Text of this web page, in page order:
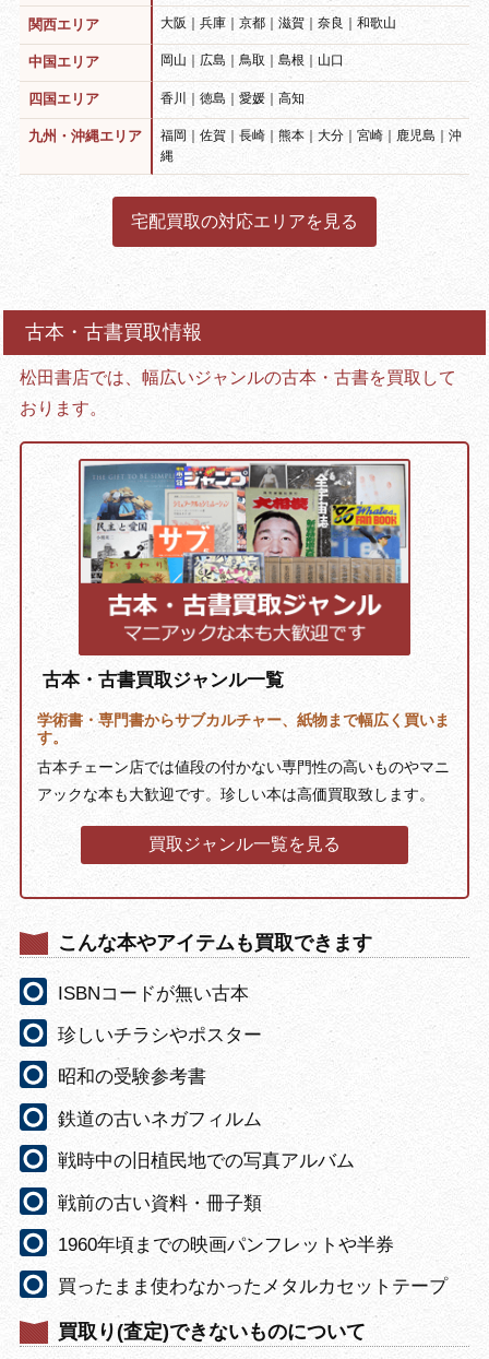
関西エリア 大阪｜兵庫｜京都｜滋賀｜奈良｜和歌山
中国エリア 岡山｜広島｜鳥取｜島根｜山口
四国エリア 香川｜徳島｜愛媛｜高知
九州・沖縄エリア
福岡｜佐賀｜長崎｜熊本｜大分｜宮崎｜鹿児島｜沖
縄
宅配買取の対応エリアを見る
古本・古書買取情報
松田書店では、幅広いジャンルの古本・古書を買取して
おります。
古本・古書買取ジャンル一覧
学術書・専門書からサブカルチャー、紙物まで幅広く買いま
す。
古本チェーン店では値段の付かない専門性の高いものやマニ
アックな本も大歓迎です。珍しい本は高価買取致します。
買取ジャンル一覧を見る
こんな本やアイテムも買取できます
ISBNコードが無い古本
珍しいチラシやポスター
昭和の受験参考書
鉄道の古いネガフィルム
戦時中の旧植民地での写真アルバム
戦前の古い資料・冊子類
1960年頃までの映画パンフレットや半券
買ったまま使わなかったメタルカセットテープ
買取り(査定)できないものについて